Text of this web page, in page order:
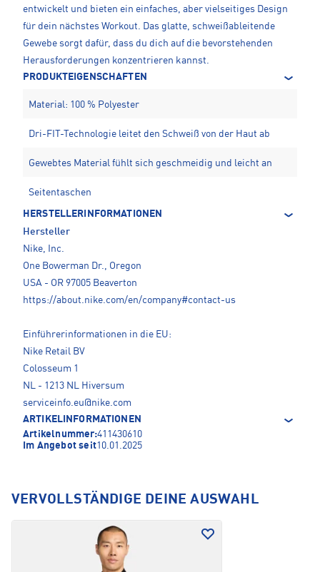
entwickelt und bieten ein einfaches, aber vielseitiges Design
für dein nächstes Workout. Das glatte, schweißableitende
Gewebe sorgt dafür, dass du dich auf die bevorstehenden
Herausforderungen konzentrieren kannst.
PRODUKTEIGENSCHAFTEN
Material: 100 % Polyester
Dri-FIT-Technologie leitet den Schweiß von der Haut ab
Gewebtes Material fühlt sich geschmeidig und leicht an
Seitentaschen
HERSTELLERINFORMATIONEN
Hersteller
Nike, Inc.
One Bowerman Dr., Oregon
USA - OR 97005 Beaverton
https://about.nike.com/en/company#contact-us
Einführerinformationen in die EU:
Nike Retail BV
Colosseum 1
NL - 1213 NL Hiversum
serviceinfo.eu@nike.com
ARTIKELINFORMATIONEN
Artikelnummer:411430610
Im Angebot seit10.01.2025
VERVOLLSTÄNDIGE DEINE AUSWAHL